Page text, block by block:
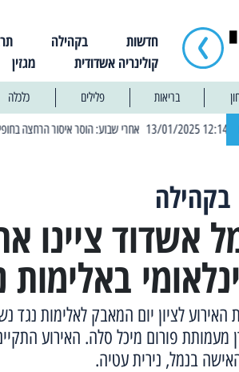
חדשות בקהילה
קולינריה אשדודית
מגזין
בריאות פלילים כלכלה
| 13:04 14/01/2025 עובדים בלילות: עבודות קרצוף וריבוד אספלט
בקהילה
אשדוד ציינו
האירוע לציון יום המאבק לאלימות
מעמותת פורום מיכל סלה. האירוע
בנמל, נירית עטיה.